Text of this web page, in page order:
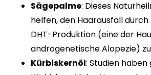
Sägepalme: Dieses
helfen, den Haarausfall
DHT-Produktion (eine der
androgenetische Alopezie)
Kürbiskernöl: Studien haben